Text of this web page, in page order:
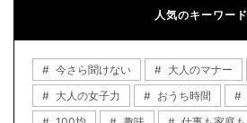
人気のキーワード
今さら聞けない 大人のマナー
大人の女子力
おうち時間